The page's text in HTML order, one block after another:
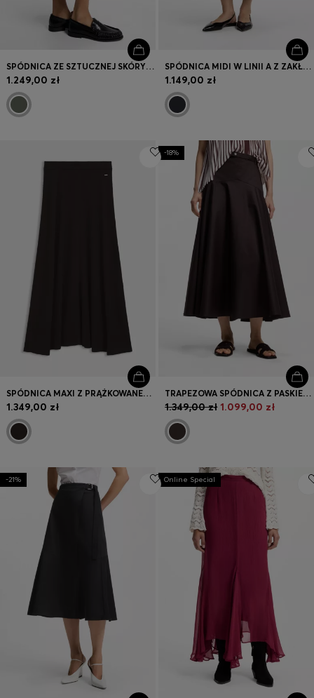
SPÓDNICA ZE SZTUCZNEJ SKÓRY Z FALBANKĄ
1.249,00 zł
SPÓDNICA MIDI W LINII A Z ZAKŁADKĄ Z PRZODU
1.149,00 zł
SPÓDNICA MAXI Z PRĄŻKOWANEJ WEŁNY DZIEWICZEJ
1.349,00 zł
-18%
TRAPEZOWA SPÓDNICA Z PASKIEM, Z ELASTYCZNEJ BAWEŁNY
1.349,00 zł 1.099,00 zł
-21% Online Special